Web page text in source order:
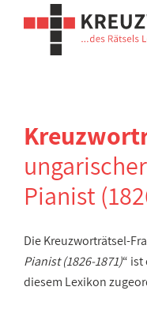
Pianist
Die Kreuzworträtsel-
Pianist (1826-1871)“
diesem Lexikon